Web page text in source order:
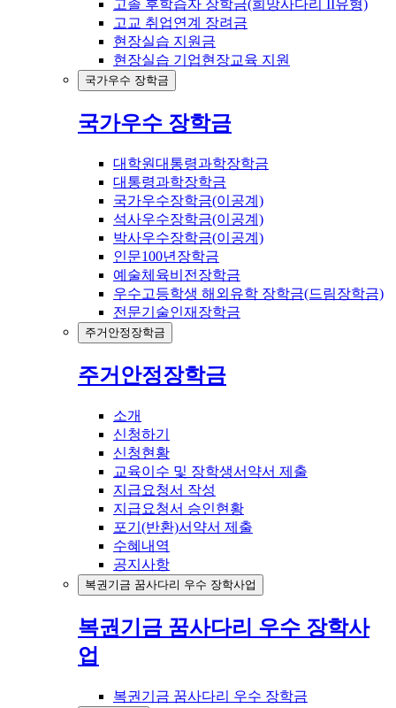
고졸 후학습자 장학금(희망사다리 II유형)
고교 취업연계 장려금
현장실습 지원금
현장실습 기업현장교육 지원
국가우수 장학금
국가우수 장학금
대학원대통령과학장학금
대통령과학장학금
국가우수장학금(이공계)
석사우수장학금(이공계)
박사우수장학금(이공계)
인문100년장학금
예술체육비전장학금
우수고등학생 해외유학 장학금(드림장학금)
전문기술인재장학금
주거안정장학금
주거안정장학금
소개
신청하기
신청현황
교육이수 및 장학생서약서 제출
지급요청서 작성
지급요청서 승인현황
포기(반환)서약서 제출
수혜내역
공지사항
복권기금 꿈사다리 우수 장학사업
복권기금 꿈사다리 우수 장학사
업
복권기금 꿈사다리 우수 장학금